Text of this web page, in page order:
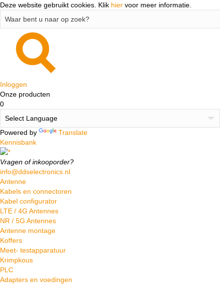
Deze website gebruikt cookies. Klik hier voor meer informatie.
Inloggen
Onze producten
0
Powered by
Translate
Kennisbank
Vragen of inkooporder?
info@ddselectronics.nl
Antenne
Kabels en connectoren
Kabel configurator
LTE / 4G Antennes
NR / 5G Antennes
Antenne montage
Koffers
Meet- testapparatuur
Krimpkous
PLC
Adapters en voedingen